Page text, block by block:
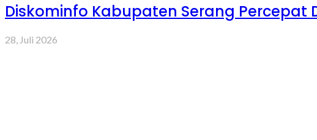
Diskominfo Kabupaten Serang Percepat
28, Juli 2026